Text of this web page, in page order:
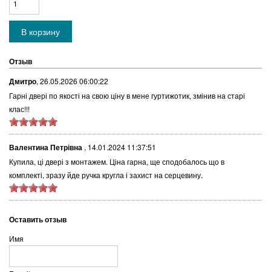
Отзыв
Дмитро, 26.05.2026 06:00:22
Гарні двері по якості на свою ціну в мене гуртижотик, змінив на старі
клас!!!
Валентина Петрівна , 14.01.2024 11:37:51
Купила, ці двері з монтажем. Ціна гарна, ще сподобалось що в
комплекті, зразу йде ручка кругла і захист на серцевину.
Оставить отзыв
Имя